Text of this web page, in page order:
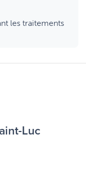
les traitements
Luc